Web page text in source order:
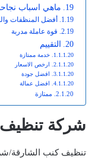
ماهي اسباب
أفضل المنظفات
قوة عاملة مدربة
التقييم
خدمة ممتازة
ارخص الاسعار
افضل جودة
افضل عمالة
ممتازة
شركة
تنظيف كنب الشارقة/